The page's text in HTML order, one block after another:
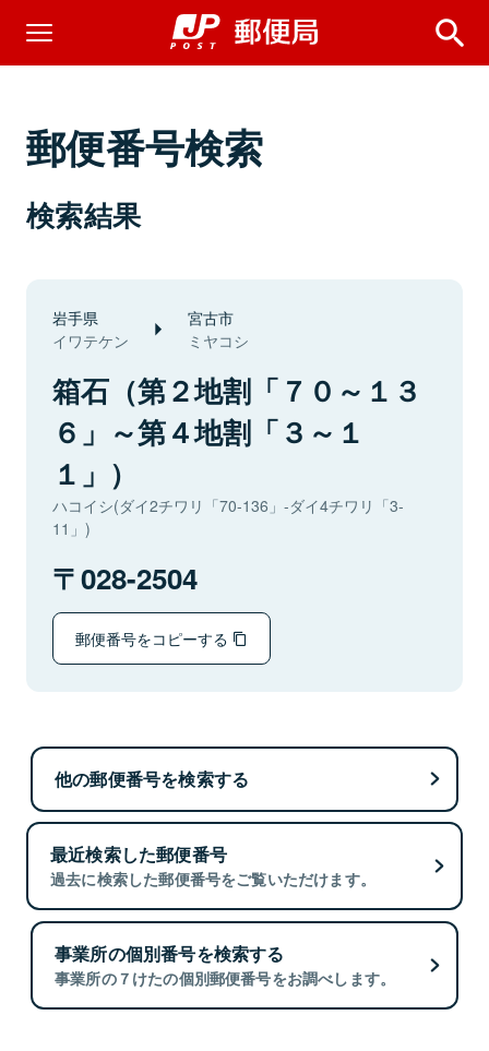
郵便番号検索
検索結果
岩手県
イワテケン
宮古市
ミヤコシ
箱石（第２地割「７０～１３
６」～第４地割「３～１
１」）
ハコイシ(ダイ2チワリ「70-136」-ダイ4チワリ「3-
11」)
028-2504
郵便番号をコピーする
他の郵便番号を検索する
最近検索した郵便番号
過去に検索した郵便番号をご覧いただけます。
事業所の個別番号を検索する
事業所の７けたの個別郵便番号をお調べします。